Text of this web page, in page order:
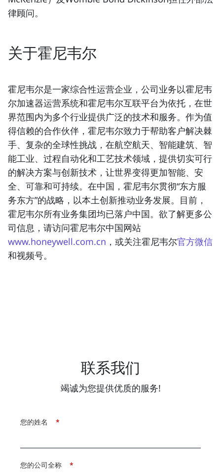
律顾问。
关于霍尼韦尔
霍尼韦尔是一家综合性运营企业，公司业务以霍尼韦
尔加速器运营系统和霍尼韦尔互联平台为依托，在世
界范围内为多个行业提供广泛的技术和服务。作为值
得信赖的合作伙伴，霍尼韦尔致力于帮助客户解决棘
手、复杂的全球性挑战，在航空航天、智能建筑、智
能工业、过程自动化和工艺技术领域，提供切实可行
的解决方案与创新技术，让世界变得更加智能、安
全、可靠和可持续。在中国，霍尼韦尔贯彻“东方服
务东方”的战略，以本土创新推动业务发展。目前，
霍尼韦尔所有业务集团均已落户中国。欲了解更多公
司信息，请访问霍尼韦尔中国网站
www.honeywell.com.cn ，或关注霍尼韦尔官方微信
和视频号。
联系我们
竭诚为您提供优质的服务!
*
您的姓名
*
您的公司全称